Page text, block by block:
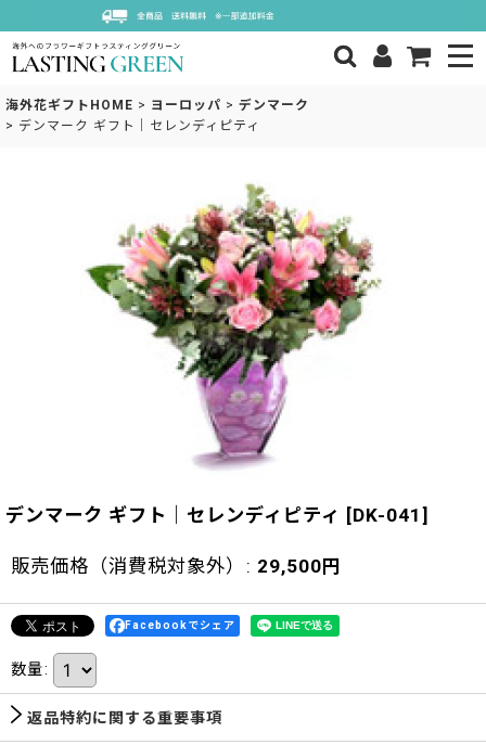
海外花ギフトHOME > ヨーロッパ > デンマーク
> デンマーク ギフト｜セレンディピティ
デンマーク ギフト｜セレンディピティ [DK-041 ]
販売価格（消費税対象外） : 29,500 円
Facebookでシェア
数量:
返品特約に関する重要事項